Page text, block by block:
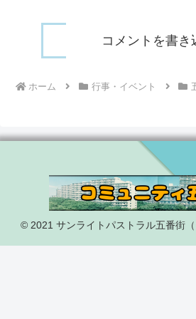
コメントを書き
ホーム 行事・イベント
© 2021 サンライトパストラル五番街